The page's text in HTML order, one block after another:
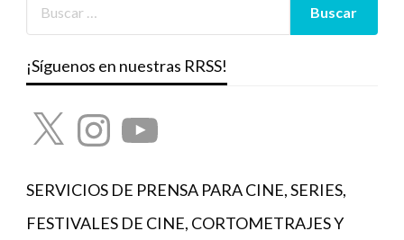
¡Síguenos en nuestras RRSS!
X InstagramYouTube
SERVICIOS DE PRENSA PARA CINE, SERIES,
FESTIVALES DE CINE, CORTOMETRAJES Y